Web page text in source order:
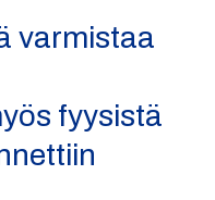
varmistaa
fyysistä